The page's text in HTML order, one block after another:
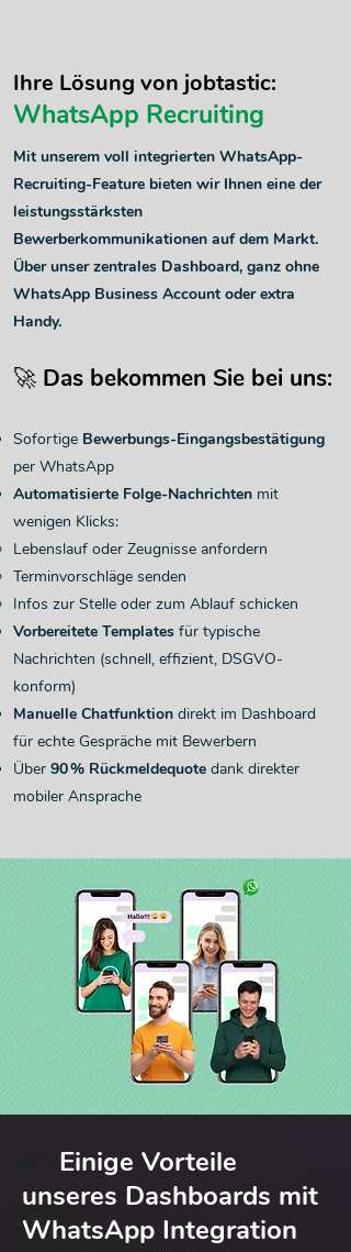
Ihre Lösung von jobtastic:
WhatsApp Recruiting
Mit unserem voll integrierten WhatsApp-
Recruiting-Feature bieten wir Ihnen eine der
leistungsstärksten
Bewerberkommunikationen auf dem Markt.
Über unser zentrales Dashboard, ganz ohne
WhatsApp Business Account oder extra
Handy.
🚀 Das bekommen Sie bei uns:
Sofortige Bewerbungs-Eingangsbestätigung
per WhatsApp
Automatisierte Folge-Nachrichten mit
wenigen Klicks:
Lebenslauf oder Zeugnisse anfordern
Terminvorschläge senden
Infos zur Stelle oder zum Ablauf schicken
Vorbereitete Templates für typische
Nachrichten (schnell, effizient, DSGVO-
konform)
Manuelle Chatfunktion direkt im Dashboard
für echte Gespräche mit Bewerbern
Über 90 % Rückmeldequote dank direkter
mobiler Ansprache
✅ Einige Vorteile
unseres Dashboards mit
WhatsApp Integration